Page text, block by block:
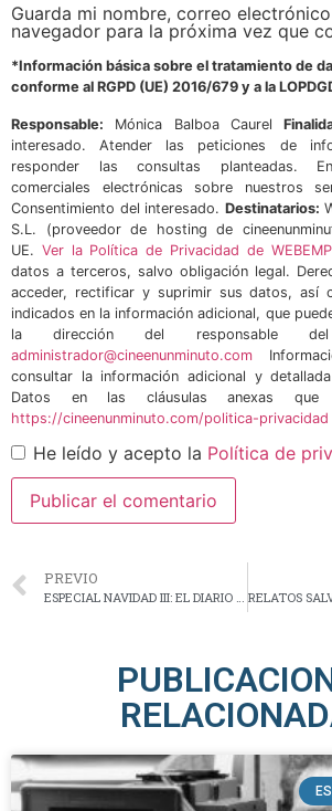
Guarda mi nombre, correo
navegador para la próxima vez que
*Información básica sobre el tratamiento de
conforme al RGPD (UE) 2016/679 y a la
Responsable: Mónica Balboa Caurel
interesado. Atender las peticiones de
responder las consultas planteadas.
comerciales electrónicas sobre nuestros
Consentimiento del interesado. Destinatarios:
S.L. (proveedor de hosting de
UE. Ver la Política de Privacidad de
datos a terceros, salvo obligación legal.
acceder, rectificar y suprimir sus datos, así
indicados en la información adicional, que
la dirección del responsable
administrador@cineenunminuto.com
consultar la información adicional y
Datos en las cláusulas anexas que
https://cineenunminuto.com/politica-privacidad
He leído y acepto la Política de
PREVIO